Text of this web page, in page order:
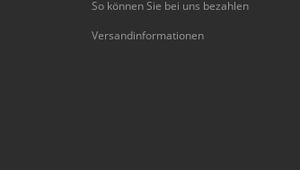
So können Sie bei uns bezahlen
Versandinformationen